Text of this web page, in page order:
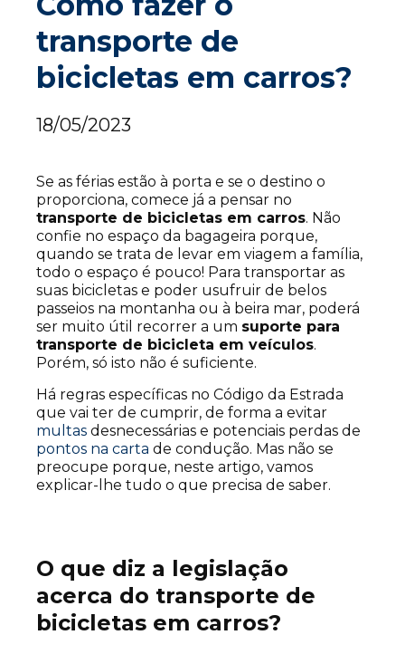
transporte de
bicicletas em carros?
18/05/2023
Se as férias estão à porta e se o destino o
proporciona, comece já a pensar no
transporte de bicicletas em carros. Não
confie no espaço da bagageira porque,
quando se trata de levar em viagem a família,
todo o espaço é pouco! Para transportar as
suas bicicletas e poder usufruir de belos
passeios na montanha ou à beira mar, poderá
ser muito útil recorrer a um suporte para
transporte de bicicleta em veículos.
Porém, só isto não é suficiente.
Há regras específicas no Código da Estrada
que vai ter de cumprir, de forma a evitar
multas desnecessárias e potenciais perdas de
pontos na carta de condução. Mas não se
preocupe porque, neste artigo, vamos
explicar-lhe tudo o que precisa de saber.
O que diz a legislação
acerca do transporte de
bicicletas em carros?